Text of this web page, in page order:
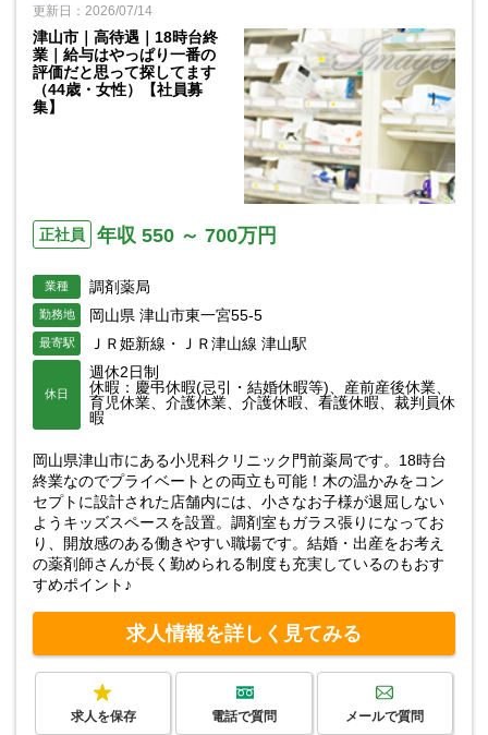
更新日：2026/07/14
津山市｜高待遇｜18時台終
業｜給与はやっぱり一番の
評価だと思って探してます
（44歳・女性）【社員募
集】
正社員 年収 550 ～ 700万円
業種 調剤薬局
勤務地 岡山県 津山市東一宮55-5
最寄駅 ＪＲ姫新線・ＪＲ津山線 津山駅
休日
週休2日制
休暇：慶弔休暇(忌引・結婚休暇等)、産前産後休業、
育児休業、介護休業、介護休暇、看護休暇、裁判員休
暇
岡山県津山市にある小児科クリニック門前薬局です。18時台
終業なのでプライベートとの両立も可能！木の温かみをコン
セプトに設計された店舗内には、小さなお子様が退屈しない
ようキッズスペースを設置。調剤室もガラス張りになってお
り、開放感のある働きやすい職場です。結婚・出産をお考え
の薬剤師さんが長く勤められる制度も充実しているのもおす
すめポイント♪
求人情報を詳しく見てみる
求人を保存 電話で質問 メールで質問